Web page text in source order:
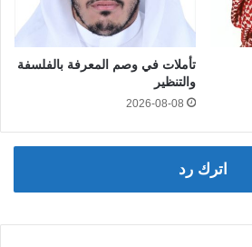
تأملات في وصم المعرفة بالفلسفة
والتنظير
2026-08-08
اترك رد